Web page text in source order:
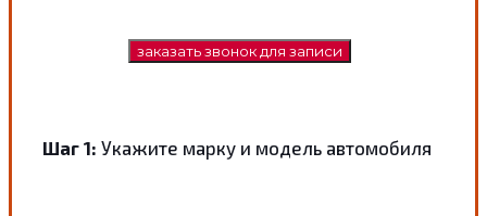
Шаг 1: Укажите марку и модель автомобиля